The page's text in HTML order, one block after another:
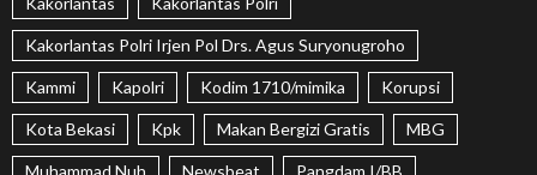
Pesayah
3
NEWS
Siaga Karhutla,
APAR hingga Water
Cannon Disiapkan
Kakorlantas Polri Irjen Pol Drs. Agus Suryonugroho
Kammi Kapolri Kodim 1710/mimika Korupsi
Kota Bekasi Kpk Makan Bergizi Gratis MBG
Muhammad Nuh Newsbeat Pangdam I/BB